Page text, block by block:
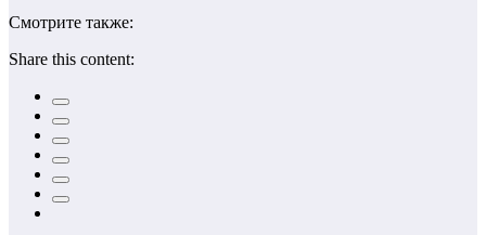
Смотрите также:
Share this content: